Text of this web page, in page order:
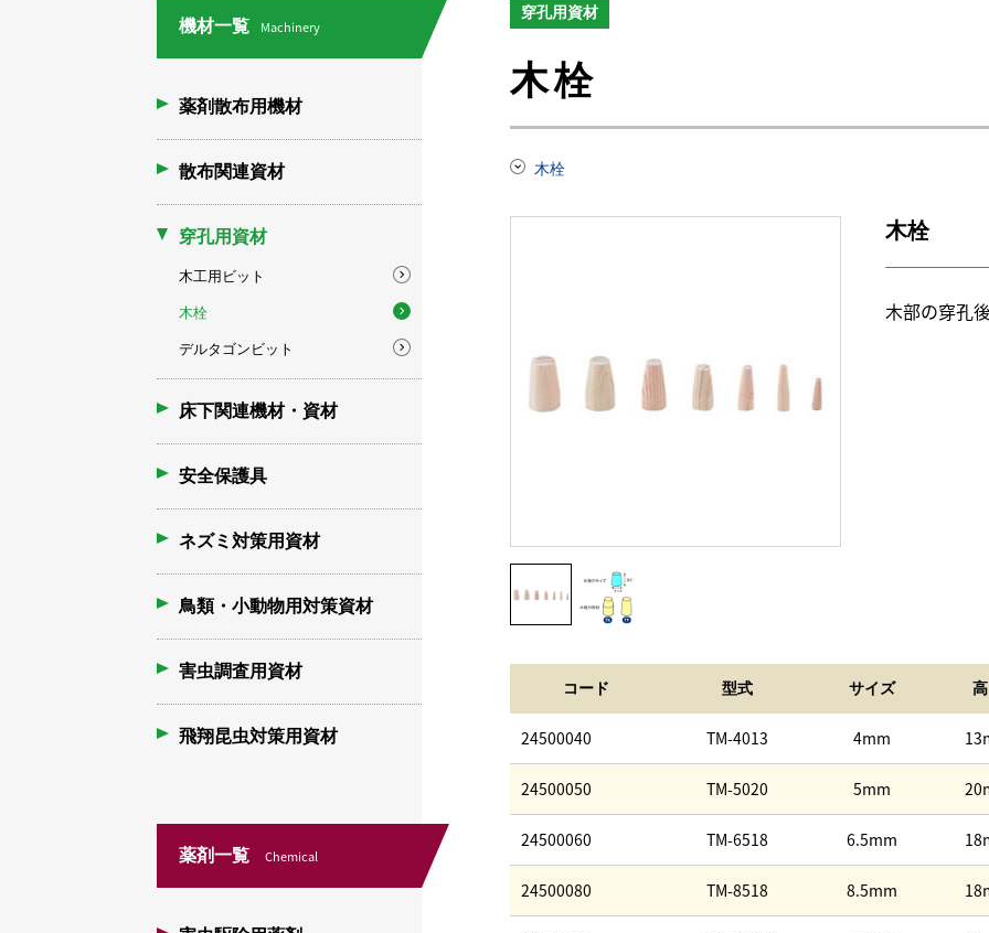
穿孔用資材
木栓
木栓
木栓
木部の穿孔
コード 型式 サイズ
24500040 TM-4013 4mm
24500050 TM-5020 5mm
24500060 TM-6518 6.5mm
24500080 TM-8518 8.5mm
機材一覧 Machinery
薬剤散布用機材
散布関連資材
穿孔用資材
木工用ビット
木栓
デルタゴンビット
床下関連機材・資材
安全保護具
ネズミ対策用資材
鳥類・小動物用対策資材
害虫調査用資材
飛翔昆虫対策用資材
薬剤一覧 Chemical